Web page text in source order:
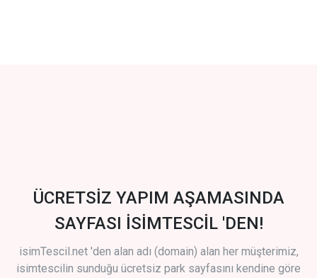
ÜCRETSİZ YAPIM AŞAMASINDA
SAYFASI İSİMTESCİL 'DEN!
isimTescil.net 'den alan adı (domain) alan her müşterimiz,
isimtescilin sunduğu ücretsiz park sayfasını kendine göre